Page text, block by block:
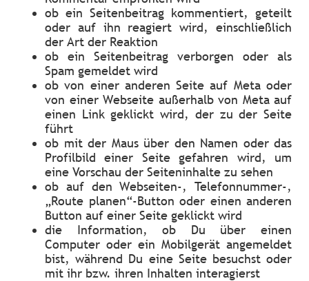
ob ein Seitenbeitrag kommentiert, geteilt
oder auf ihn reagiert wird, einschließlich
der Art der Reaktion
ob ein Seitenbeitrag verborgen oder als
Spam gemeldet wird
ob von einer anderen Seite auf Meta oder
von einer Webseite außerhalb von Meta auf
einen Link geklickt wird, der zu der Seite
führt
ob mit der Maus über den Namen oder das
Profilbild einer Seite gefahren wird, um
eine Vorschau der Seiteninhalte zu sehen
ob auf den Webseiten-, Telefonnummer-,
„Route planen“-Button oder einen anderen
Button auf einer Seite geklickt wird
die Information, ob Du über einen
Computer oder ein Mobilgerät angemeldet
bist, während Du eine Seite besuchst oder
mit ihr bzw. ihren Inhalten interagierst